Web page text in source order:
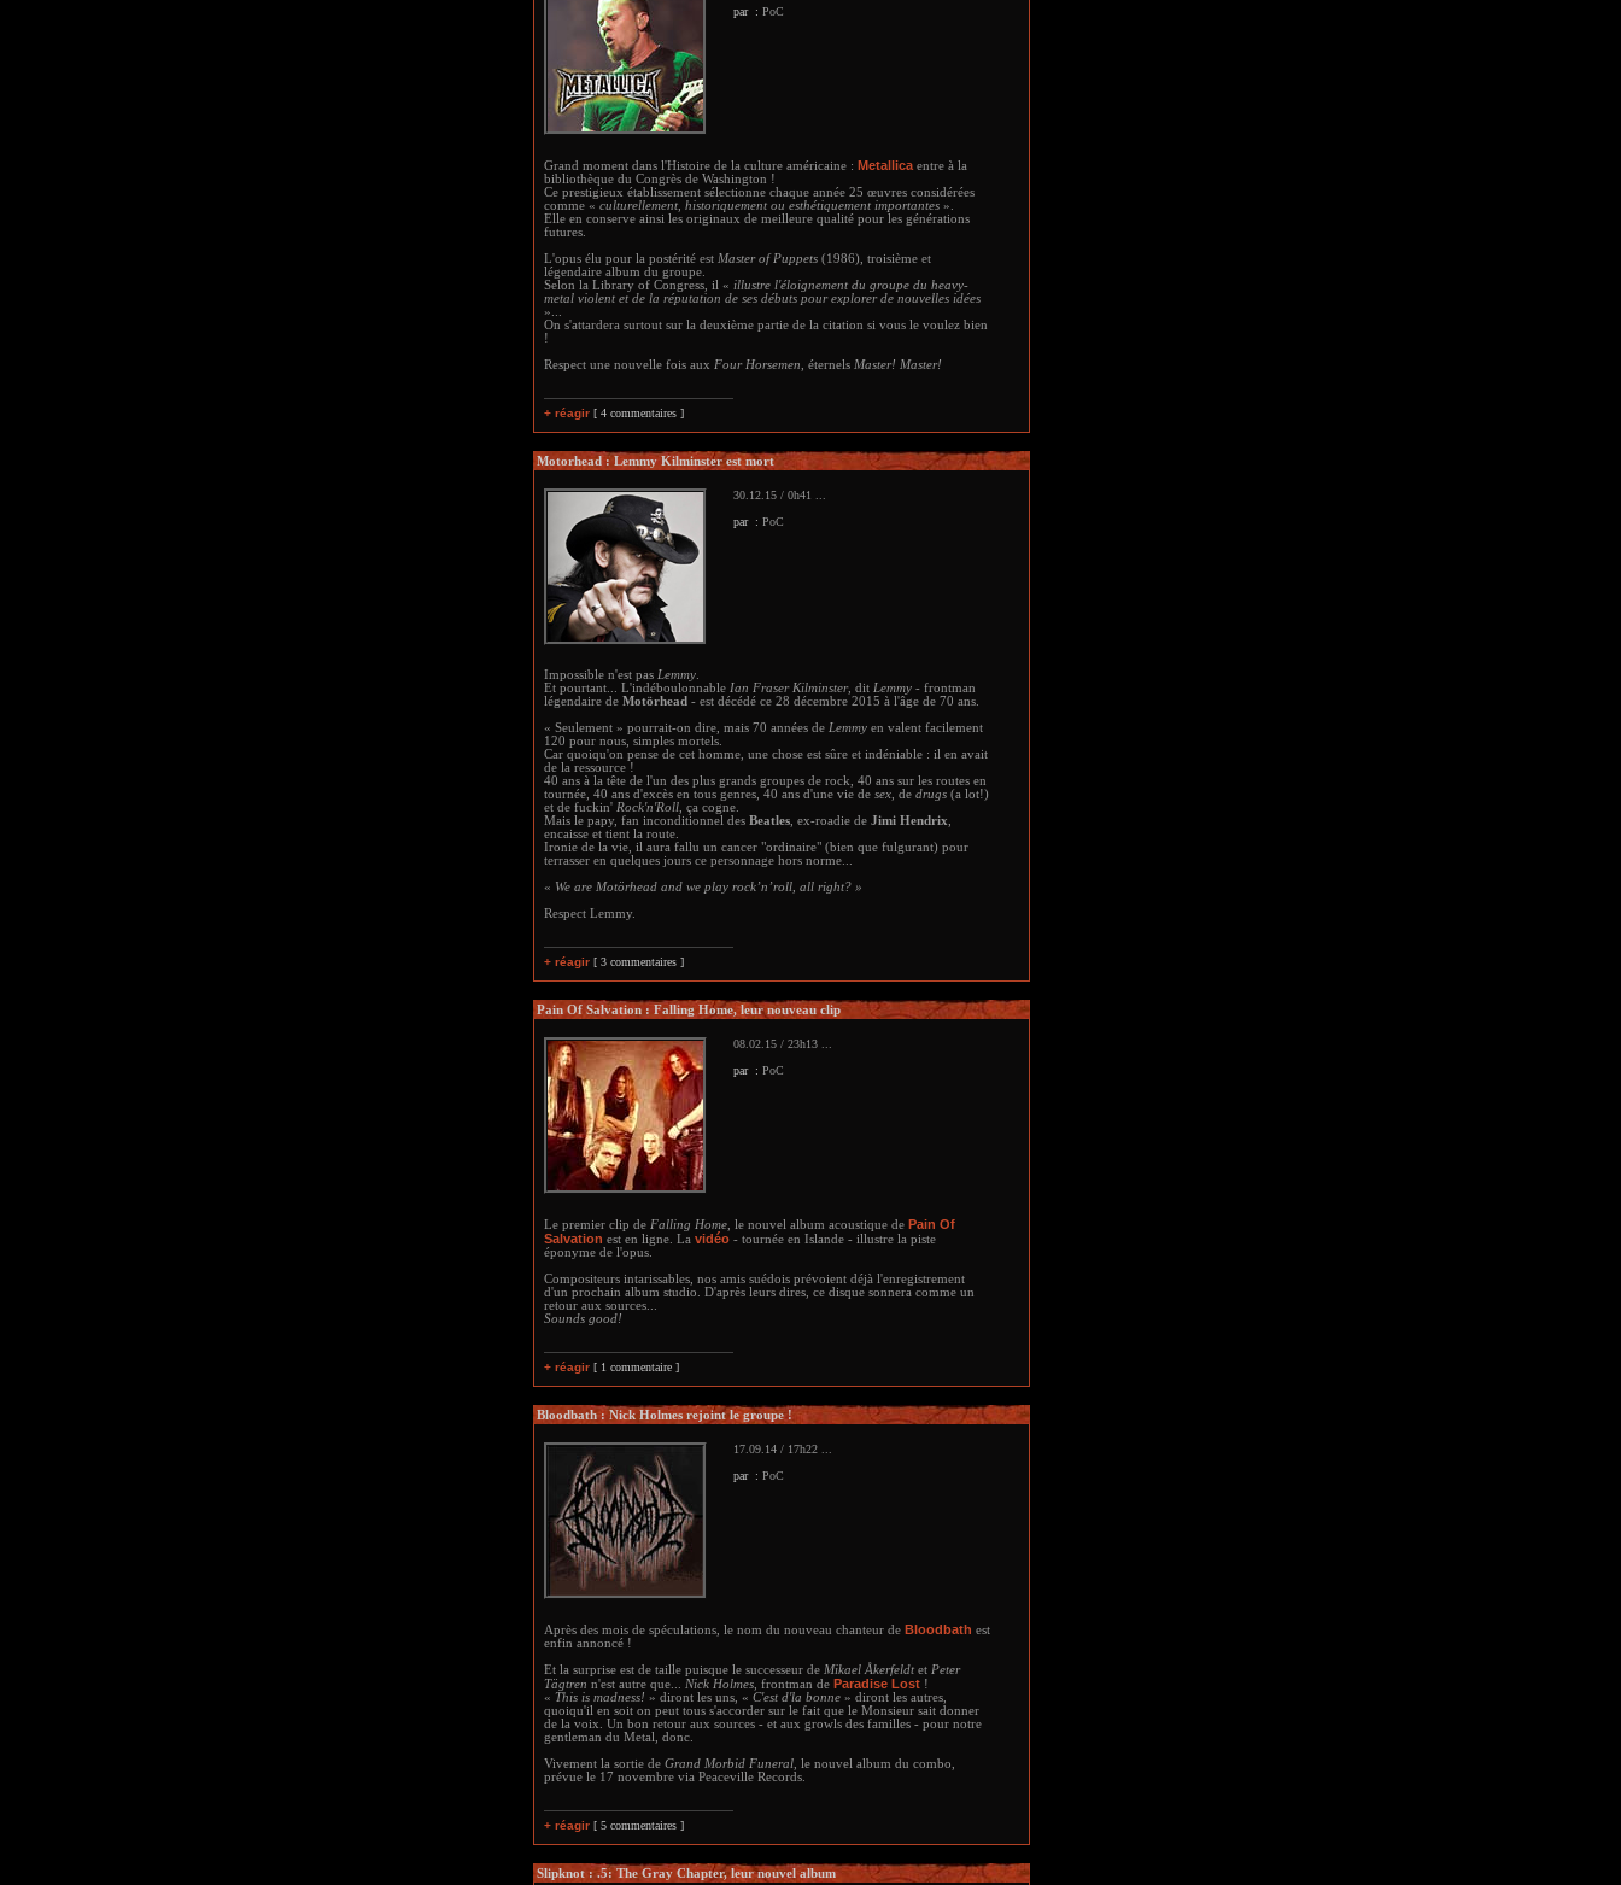
par : PoC
Grand moment dans l'Histoire de la culture américaine : Metallica entre à la
bibliothèque du Congrès de Washington !
Ce prestigieux établissement sélectionne chaque année 25 œuvres considérées
comme « culturellement, historiquement ou esthétiquement importantes ».
Elle en conserve ainsi les originaux de meilleure qualité pour les générations
futures.
L'opus élu pour la postérité est Master of Puppets (1986), troisième et
légendaire album du groupe.
Selon la Library of Congress, il « illustre l'éloignement du groupe du heavy-
metal violent et de la réputation de ses débuts pour explorer de nouvelles idées
»...
On s'attardera surtout sur la deuxième partie de la citation si vous le voulez bien
!
Respect une nouvelle fois aux Four Horsemen , éternels Master! Master!
+ réagir [ 4 commentaires ]
Motorhead : Lemmy Kilminster est mort
30.12.15 / 0h41 ...
par : PoC
Impossible n'est pas Lemmy
Et pourtant... L'indéboulonnable Ian Fraser Kilminster, dit Lemmy - frontman
légendaire de Motörhead - est décédé ce 28 décembre 2015 à l'âge de 70 ans.
« Seulement » pourrait-on dire, mais 70 années de Lemmy en valent facilement
120 pour nous, simples mortels.
Car quoiqu'on pense de cet homme, une chose est sûre et indéniable : il en avait
de la ressource !
40 ans à la tête de l'un des plus grands groupes de rock, 40 ans sur les routes en
tournée, 40 ans d'excès en tous genres, 40 ans d'une vie de sex , de drugs (a lot!)
et de fuckin' Rock'n'Roll , ça cogne.
Mais le papy, fan inconditionnel des Beatles , ex-roadie de Jimi Hendrix
encaisse et tient la route.
Ironie de la vie, il aura fallu un cancer "ordinaire" (bien que fulgurant) pour
terrasser en quelques jours ce personnage hors norme...
« We are Motörhead and we play rock’n’roll, all right? »
Respect Lemmy.
+ réagir [ 3 commentaires ]
Pain Of Salvation : Falling Home, leur nouveau clip
08.02.15 / 23h13 ...
par : PoC
Le premier clip de Falling Home , le nouvel album acoustique de Pain Of
Salvation est en ligne. La vidéo - tournée en Islande - illustre la piste
éponyme de l'opus.
Compositeurs intarissables, nos amis suédois prévoient déjà l'enregistrement
d'un prochain album studio. D'après leurs dires, ce disque sonnera comme un
retour aux sources...
Sounds good!
+ réagir [ 1 commentaire ]
Bloodbath : Nick Holmes rejoint le groupe !
17.09.14 / 17h22 ...
par : PoC
Après des mois de spéculations, le nom du nouveau chanteur de Bloodbath est
enfin annoncé !
Et la surprise est de taille puisque le successeur de Mikael Åkerfeldt et Peter
Tägtren n'est autre que... Nick Holmes , frontman de Paradise Lost !
« This is madness! » diront les uns, « C'est d'la bonne » diront les autres,
quoiqu'il en soit on peut tous s'accorder sur le fait que le Monsieur sait donner
de la voix. Un bon retour aux sources - et aux growls des familles - pour notre
gentleman du Metal, donc.
Vivement la sortie de Grand Morbid Funeral , le nouvel album du combo,
prévue le 17 novembre via Peaceville Records.
+ réagir [ 5 commentaires ]
Slipknot : .5: The Gray Chapter, leur nouvel album